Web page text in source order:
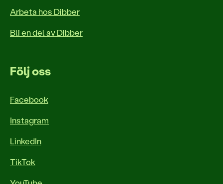
Arbeta hos Dibber
Bli en del av Dibber
Följ oss
Facebook
Instagram
LinkedIn
TikTok